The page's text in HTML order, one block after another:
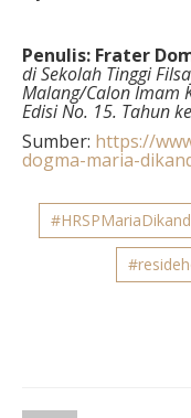
Penulis: Frater
di Sekolah Tinggi
Malang/Calon Imam
Edisi No. 15. Tahun
Sumber: https://
dogma-maria-